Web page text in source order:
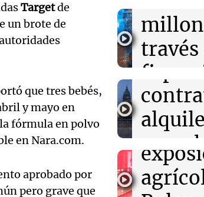
Targetde
un brote de
que tres bebés,
y mayo en
fórmula en polvo
en Nara.com.
aprobado por
pero grave que
Clima en
tiempo este
12:31
y Mar" y
estudio de
Clima
Clima en
el tiempo este
través
Rafael
Panorama
Episodios
serán
exprés
de
Audio.
Audio.